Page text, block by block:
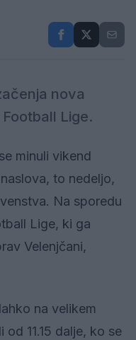
nova
Lige.
minuli vikend
to nedeljo,
Na sporedu
Lige, ki ga
Velenjčani,
na velikem
11.15 dalje, ko se